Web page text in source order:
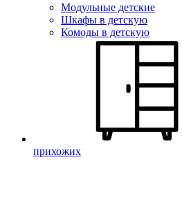
Модульные детские
Шкафы в детскую
Комоды в детскую
прихожих